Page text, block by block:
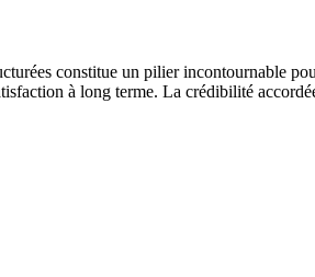
constitue un pilier incontournable
à long terme. La crédibilité